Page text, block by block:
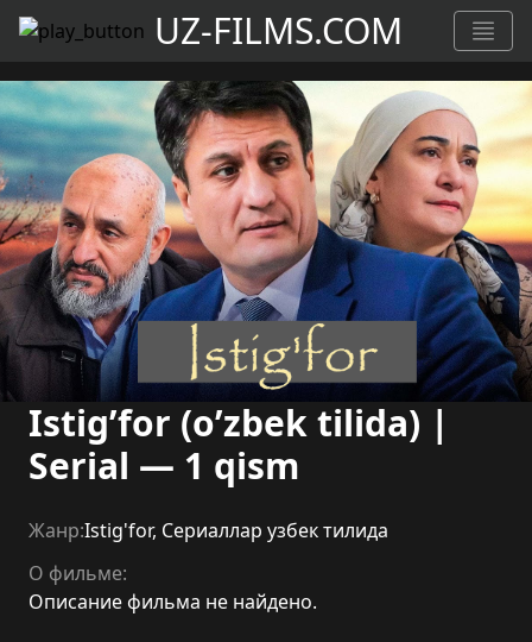
UZ-FILMS.COM
Istig’for (o’zbek tilida) |
Serial — 1 qism
Жанр:Istig'for, Сериаллар узбек тилида
О фильме:
Описание фильма не найдено.